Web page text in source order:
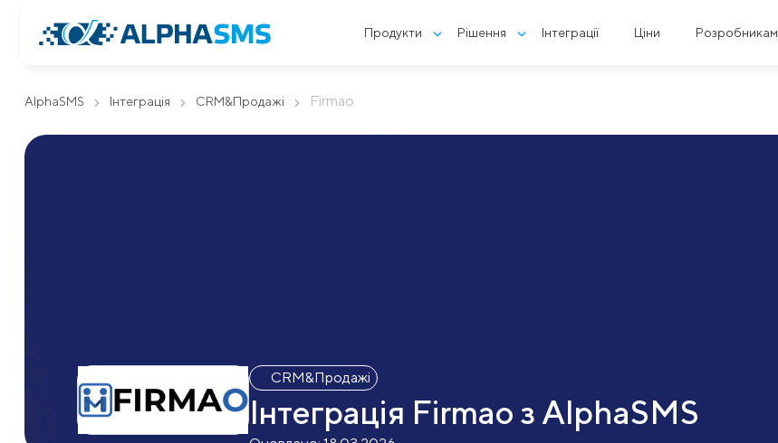
AlphaSMS Інтеграція CRM&Продажі Firmao
Продукти Рішення Інтеграції Ціни Розробникам
CRM&Продажі
Інтеграція Firmao з AlphaSMS